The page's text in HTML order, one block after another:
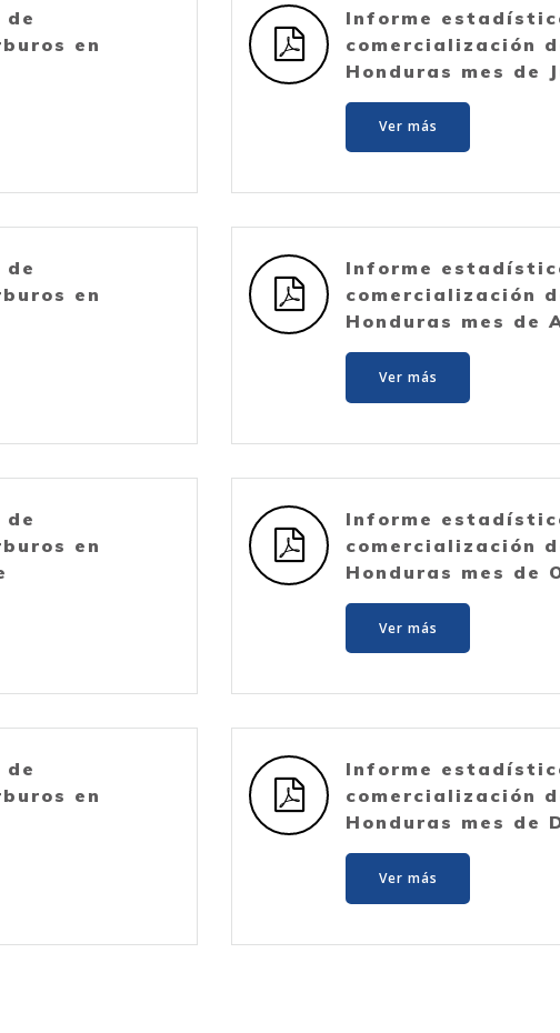
en
Informe
comercialización
Honduras mes de
Ver más
en
Informe
comercialización
Honduras mes de
Ver más
en
Informe
comercialización
Honduras mes de
Ver más
en
Informe
comercialización
Honduras mes de
Ver más